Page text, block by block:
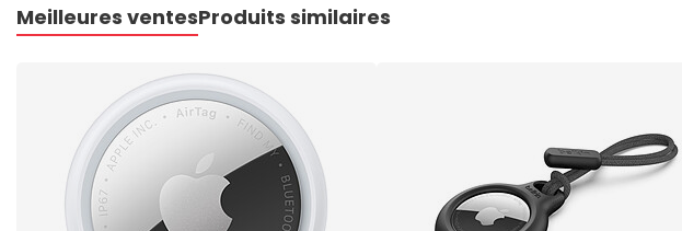
Meilleures ventesProduits similaires